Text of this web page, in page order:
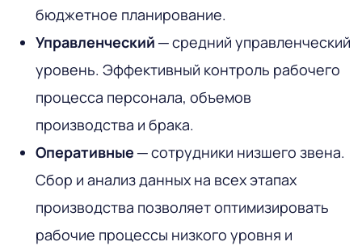
бюджетное планирование.
Управленческий ─ средний управленческий
уровень. Эффективный контроль рабочего
процесса персонала, объемов
производства и брака.
Оперативные ─ сотрудники низшего звена.
Сбор и анализ данных на всех этапах
производства позволяет оптимизировать
рабочие процессы низкого уровня и